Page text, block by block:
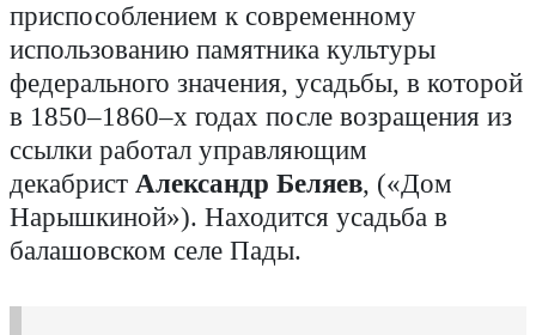
приспособлением к современному
использованию памятника культуры
федерального значения, усадьбы, в которой
в 1850–1860–х годах после возращения из
ссылки работал управляющим
декабрист Александр Беляев, («Дом
Нарышкиной»). Находится усадьба в
балашовском селе Пады.